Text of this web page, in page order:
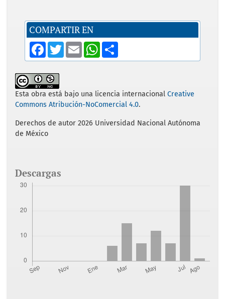
COMPARTIR EN
F
a
c
b
o
o
k
T
w
i
r
E
m
a
W
a
p
p
S
a
Esta obra está bajo una licencia internacional Creative
Commons Atribución-NoComercial 4.0.
Derechos de autor 2026 Universidad Nacional Autónoma
de México
Descargas